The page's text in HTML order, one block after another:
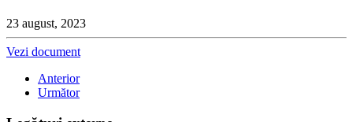
23 august, 2023
Vezi document
Anterior
Următor